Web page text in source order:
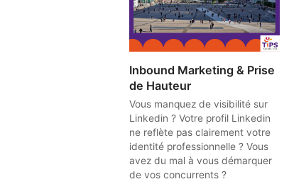
Inbound Marketing & Prise
de Hauteur
Vous manquez de visibilité sur
Linkedin ? Votre profil Linkedin
ne reflète pas clairement votre
identité professionnelle ? Vous
avez du mal à vous démarquer
de vos concurrents ?